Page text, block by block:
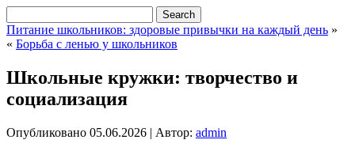
Питание школьников: здоровые привычки на каждый день »
« Борьба с ленью у школьников
Школьные кружки: творчество и
социализация
Опубликовано 05.06.2026 | Автор: admin